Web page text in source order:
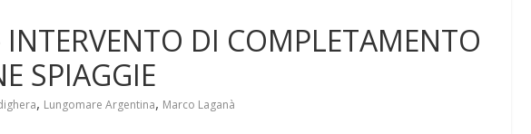
INTERVENTO DI COMPLETAMENTO
SPIAGGIE
, Lungomare Argentina, Marco Laganà